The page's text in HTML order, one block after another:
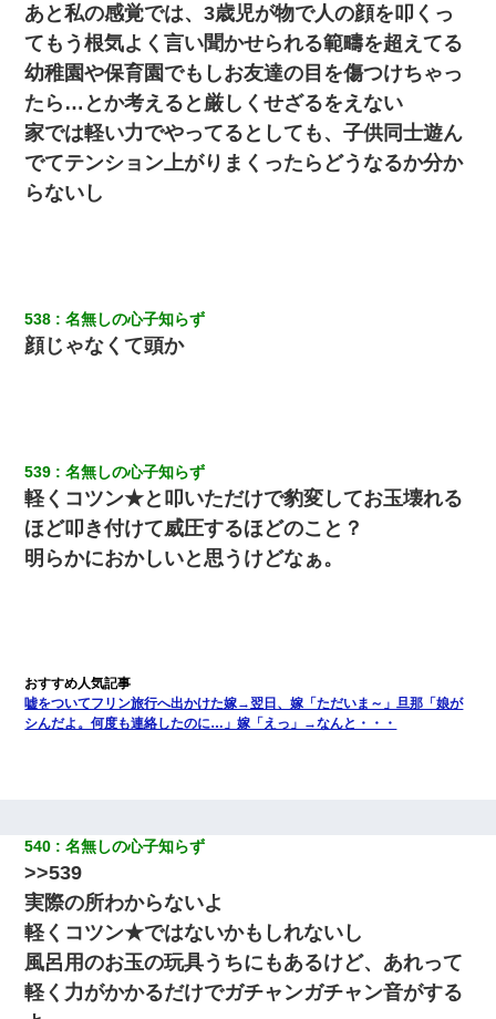
あと私の感覚では、3歳児が物で人の顔を叩くっ
てもう根気よく言い聞かせられる範疇を超えてる
幼稚園や保育園でもしお友達の目を傷つけちゃっ
たら…とか考えると厳しくせざるをえない
家では軽い力でやってるとしても、子供同士遊ん
でてテンション上がりまくったらどうなるか分か
らないし
538 名無しの心子知らず
顔じゃなくて頭か
539 名無しの心子知らず
軽くコツン★と叩いただけで豹変してお玉壊れる
ほど叩き付けて威圧するほどのこと？
明らかにおかしいと思うけどなぁ。
嘘をついてフリン旅行へ出かけた嫁→翌日、嫁「ただいま～」旦那「娘が
シんだよ。何度も連絡したのに…」嫁「えっ」→なんと・・・
540 名無しの心子知らず
>>539
実際の所わからないよ
軽くコツン★ではないかもしれないし
風呂用のお玉の玩具うちにもあるけど、あれって
軽く力がかかるだけでガチャンガチャン音がする